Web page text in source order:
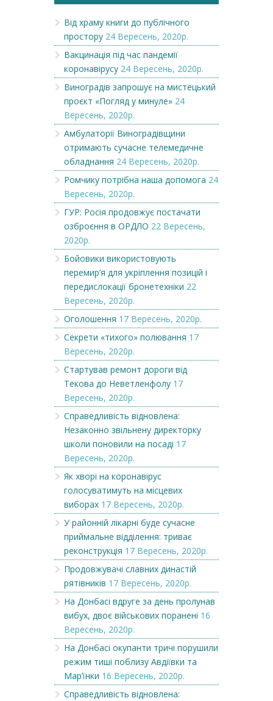
Від храму книги до публічного
простору 24 Вересень, 2020р.
Вакцинація під час пандемії
коронавірусу 24 Вересень, 2020р.
Виноградів запрошує на мистецький
проєкт «Погляд у минуле» 24
Вересень, 2020р.
Амбулаторії Виноградівщини
отримають сучасне телемедичне
обладнання 24 Вересень, 2020р.
Ромчику потрібна наша допомога 24
Вересень, 2020р.
ГУР: Росія продовжує постачати
озброєння в ОРДЛО 22 Вересень,
2020р.
Бойовики використовують
перемир’я для укріплення позицій і
передислокації бронетехніки 22
Вересень, 2020р.
Оголошення 17 Вересень, 2020р.
Секрети «тихого» полювання 17
Вересень, 2020р.
Стартував ремонт дороги від
Текова до Неветленфолу 17
Вересень, 2020р.
Справедливість відновлена:
Незаконно звільнену директорку
школи поновили на посаді 17
Вересень, 2020р.
Як хворі на коронавірус
голосуватимуть на місцевих
виборах 17 Вересень, 2020р.
У районній лікарні буде сучасне
приймальне відділення: триває
реконструкція 17 Вересень, 2020р.
Продовжувачі славних династій
рятівників 17 Вересень, 2020р.
На Донбасі вдруге за день пролунав
вибух, двоє військових поранені 16
Вересень, 2020р.
На Донбасі окупанти тричі порушили
режим тиші поблизу Авдіївки та
Мар’їнки 16 Вересень, 2020р.
Справедливість відновлена: